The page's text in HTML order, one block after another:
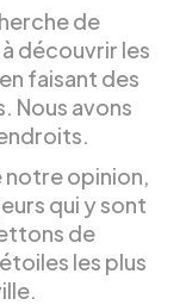
de
découvrir les
faisant des
Nous avons
notre opinion,
qui y sont
de
les plus